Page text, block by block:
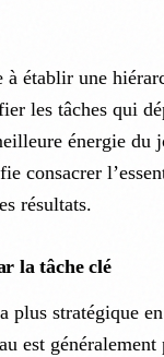
établir une
les tâches qui
énergie du
consacrer
résultats.
la tâche clé
plus stratégique
est